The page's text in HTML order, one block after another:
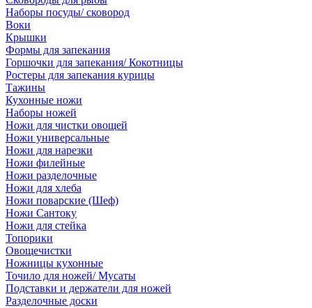
Наборы посуды/ сковород
Воки
Крышки
Формы для запекания
Горшочки для запекания/ Кокотницы
Ростеры для запекания курицы
Тажины
Кухонные ножи
Наборы ножей
Ножи для чистки овощей
Ножи универсальные
Ножи для нарезки
Ножи филейные
Ножи разделочные
Ножи для хлеба
Ножи поварские (Шеф)
Ножи Сантоку
Ножи для стейка
Топорики
Овощечистки
Ножницы кухонные
Точило для ножей/ Мусаты
Подставки и держатели для ножей
Разделочные доски